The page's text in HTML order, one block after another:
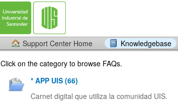
Support Center Home Knowledgebase
Click on the category to browse FAQs.
* APP UIS (66)
Carnet digital que utiliza la comunidad UIS.